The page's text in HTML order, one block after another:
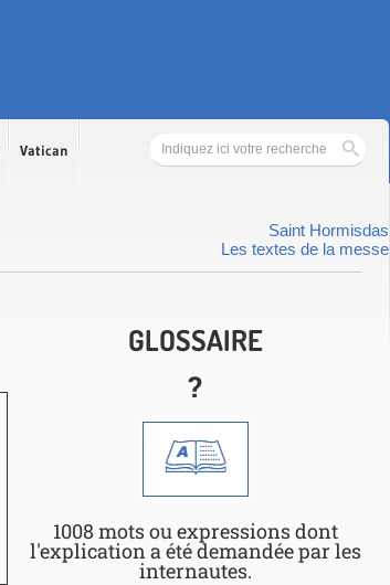
Vatican
Saint Hormisdas
Les textes de la messe
GLOSSAIRE
?
1008 mots ou expressions dont
l'explication a été demandée par les
internautes.